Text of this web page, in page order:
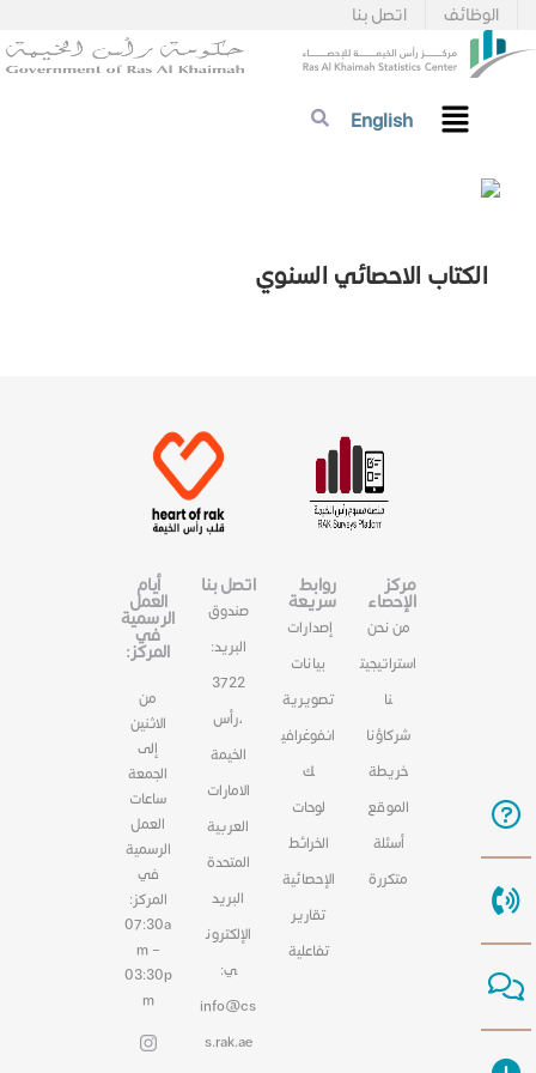
اتصل بنا الوظائف
English
الكتاب الاحصائي السنوي
مركز
الإحصاء
من نحن
استراتيجيت
نا
شركاؤنا
خريطة
الموقع
أسئلة
متكررة
روابط
سريعة
إصدارات
بيانات
تصويرية
انفوغرافي
ك
لوحات
الخرائط
الإحصائية
تقارير
تفاعلية
اتصل بنا
صندوق
البريد:
3722
،رأس
الخيمة
الامارات
العربية
المتحدة
البريد
الإلكترون
ي:
info@cs
s.rak.ae
أيام
العمل
الرسمية
في
المركز:
من
الاثنين
إلى
الجمعة
ساعات
العمل
الرسمية
في
المركز:
07:30a
m –
03:30p
m